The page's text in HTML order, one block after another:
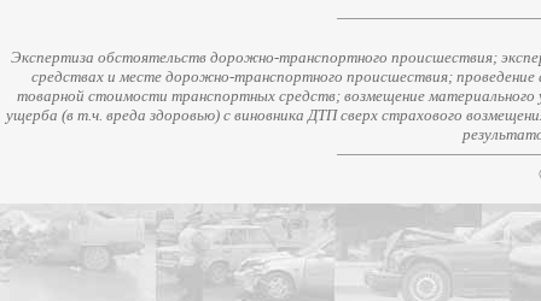
Экспертиза обстоятельств дорожно-транспортного происшествия;
средствах и месте дорожно-транспортного происшествия;
товарной стоимости транспортных средств; возмещение
ущерба (в т.ч. вреда здоровью) с виновника ДТП сверх страхового